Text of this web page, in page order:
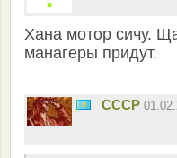
Хана мотор сичу.
манагеры придут.
СССР